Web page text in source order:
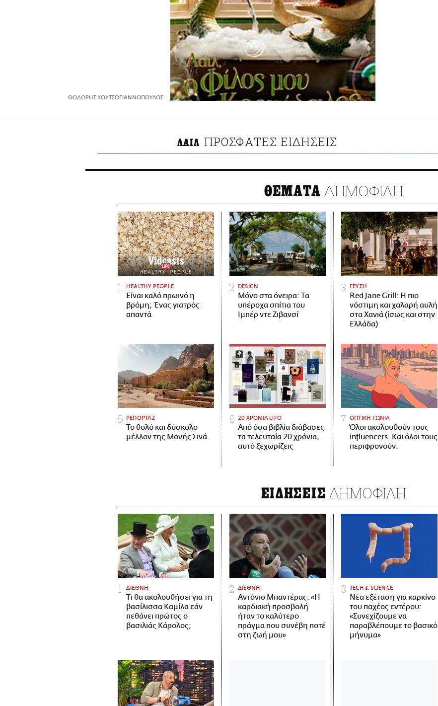
ΘΟΔΩΡΗΣ ΚΟΥΤΣΟΓΙΑΝΝΟΠΟΥΛΟΣ
ΛΑΙΛ ΠΡΟΣΦΑΤΕΣ ΕΙΔΗΣΕΙΣ
ΘΕΜΑΤΑ ΔΗΜΟΦΙΛΗ
HEALTHY PEOPLE
Είναι καλό πρωινό η
βρόμη; Ένας γιατρός
απαντά
DESIGN
Μόνο στα όνειρα: Τα
υπέροχα σπίτια του
Ιμπέρ ντε Ζιβανσί
ΓΕΥΣΗ
Red Jane Grill: Η πιο
νόστιμη και χαλαρή αυλή
στα Χανιά (ίσως και στην
Ελλάδα)
ΡΕΠΟΡΤΑΖ
Το θολό και δύσκολο
μέλλον της Μονής Σινά
20 ΧΡΟΝΙΑ LIFO
Από όσα βιβλία διάβασες
τα τελευταία 20 χρόνια,
αυτό ξεχωρίζεις
ΟΠΤΙΚΗ ΓΩΝΙΑ
Όλοι ακολουθούν τους
influencers. Και όλοι τους
περιφρονούν.
ΕΙΔΗΣΕΙΣ ΔΗΜΟΦΙΛΗ
ΔΙΕΘΝΗ
Τι θα ακολουθήσει για τη
βασίλισσα Καμίλα εάν
πεθάνει πρώτος ο
βασιλιάς Κάρολος;
ΔΙΕΘΝΗ
Αντόνιο Μπαντέρας: «Η
καρδιακή προσβολή
ήταν το καλύτερο
πράγμα που συνέβη ποτέ
στη ζωή μου»
ΤECH & SCIENCE
Νέα εξέταση για καρκίνο
του παχέος εντέρου:
«Συνεχίζουμε να
παραβλέπουμε το βασικό
μήνυμα»